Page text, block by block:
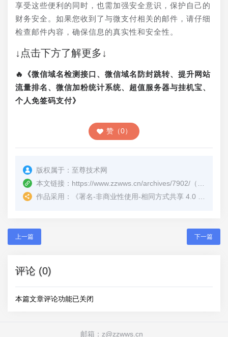
享受这些便利的同时，也需加强安全意识，保护自己的
财务安全。如果您收到了与微支付相关的邮件，请仔细
检查邮件内容，确保信息的真实性和安全性。
↓点击下方了解更多↓
🔥《微信域名检测接口、微信域名防封跳转、提升网站
流量排名、微信加粉统计系统、超值服务器与挂机宝、
个人免签码支付》
赞（0）
版权属于： 至尊技术网
本文链接： https://www.zzwws.cn/archives/7902/ （转载时请注明本文出处及文章链接）
作品采用：
《署名-非商业性使用-相同方式共享 4.0 国际 (CC BY-NC-SA 4.0)
上一篇 下一篇
评论 (0)
本篇文章评论功能已关闭
邮箱：z@zzwws.cn